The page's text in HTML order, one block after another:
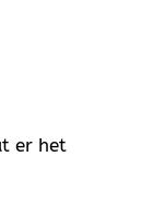
er het